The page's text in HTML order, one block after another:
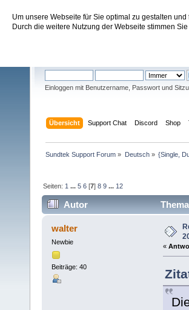
Um unsere Webseite für Sie optimal zu gestalten
Durch die weitere Nutzung der Webseite stimmen
Sundtek Support
Einloggen mit Benutzername, Passwort und
Übersicht Support Chat Discord Shop
Sundtek Support Forum » Deutsch» {Single,
Seiten: 1 ...5 6 [7]8 9 ... 12
Autor
walter
Newbie
Beiträge: 40
«